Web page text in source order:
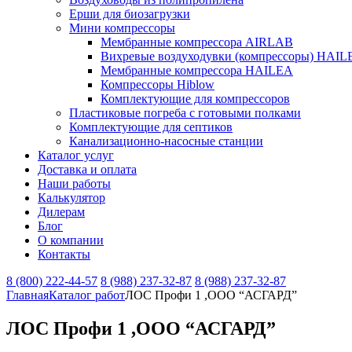
Ерши для биозагрузки
Мини компрессоры
Мембранные компрессора AIRLAB
Вихревые воздуходувки (компрессоры)
Мембранные компрессора HAILEA
Компрессоры Hiblow
Комплектующие для компрессоров
Пластиковые погреба с готовыми полками
Комплектующие для септиков
Канализационно-насосные станции
Каталог услуг
Доставка и оплата
Наши работы
Калькулятор
Дилерам
Блог
О компании
Контакты
8 (800) 222-44-57 8 (988) 237-32-87 8 (988) 237-32-87
ГлавнаяКаталог работЛОС Профи 1 ,ООО “АСГАРД”
ЛОС Профи 1 ,ООО “АСГАРД”